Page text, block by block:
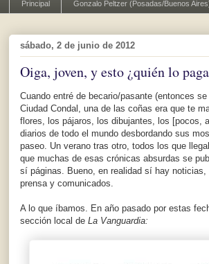
Principal Gonzalo Peltzer (Posadas/Buenos
sábado, 2 de junio de 2012
Oiga, joven, y esto ¿quién lo
Cuando entré de becario/pasante (entonces
Ciudad Condal, una de las coñas era que te
flores, los pájaros, los dibujantes, los [pocos,
diarios de todo el mundo desbordando sus
paseo. Un verano tras otro, todos los que
que muchas de esas crónicas absurdas se
sí páginas. Bueno, en realidad sí hay
prensa y comunicados.
A lo que íbamos. En año pasado por estas
sección local de La Vanguardia: